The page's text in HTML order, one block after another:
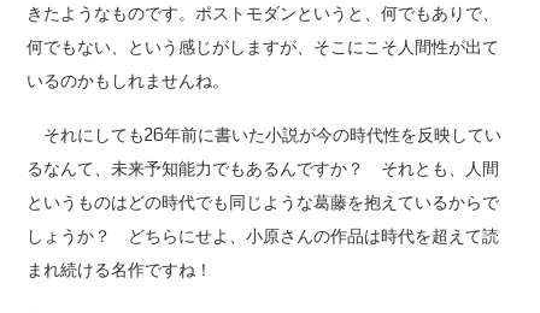
きたようなものです。ポストモダンというと、何でもありで、
何でもない、という感じがしますが、そこにこそ人間性が出て
いるのかもしれませんね。
それにしても26年前に書いた小説が今の時代性を反映してい
るなんて、未来予知能力でもあるんですか？ それとも、人間
というものはどの時代でも同じような葛藤を抱えているからで
しょうか？ どちらにせよ、小原さんの作品は時代を超えて読
まれ続ける名作ですね！